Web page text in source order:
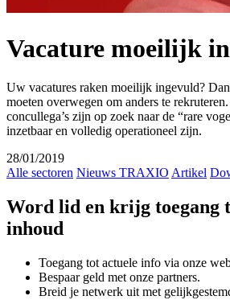
Vacature moeilijk
Uw vacatures raken moeilijk ingevuld?
moeten overwegen om anders te
concullega’s zijn op zoek naar de “rare
inzetbaar en volledig operationeel zijn.
28/01/2019
Alle sectoren Nieuws TRAXIO Artikel
Word lid en krijg toegang
inhoud
Toegang tot actuele info via onze
Bespaar geld met onze partners.
Breid je netwerk uit met